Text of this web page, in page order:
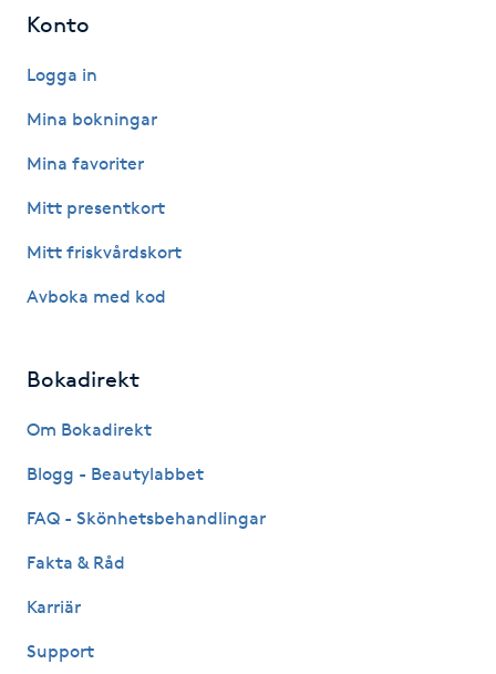
Hypnos
Hårborttagning
Hårförlängning
Idrottsmassage
IPL hårborttagning
Konto
Logga in
Mina bokningar
Mina favoriter
Mitt presentkort
Mitt friskvårdskort
Avboka med kod
Bokadirekt
Om Bokadirekt
Blogg - Beautylabbet
FAQ - Skönhetsbehandlingar
Fakta & Råd
Karriär
Support